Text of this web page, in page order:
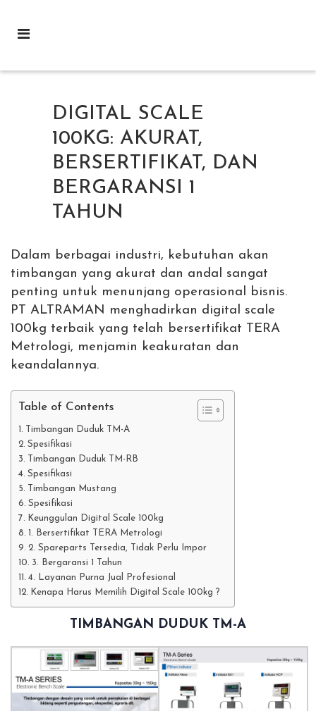
DIGITAL SCALE
100KG: AKURAT,
BERSERTIFIKAT, DAN
BERGARANSI 1
TAHUN
Dalam berbagai industri, kebutuhan akan
timbangan yang akurat dan andal sangat
penting untuk menunjang operasional bisnis.
PT ALTRAMAN menghadirkan digital scale
100kg terbaik yang telah bersertifikat TERA
Metrologi, menjamin keakuratan dan
keandalannya.
Table of Contents
Timbangan Duduk TM-A
Spesifikasi
Timbangan Duduk TM-RB
Spesifikasi
Timbangan Mustang
Spesifikasi
Keunggulan Digital Scale 100kg
1. Bersertifikat TERA Metrologi
2. Spareparts Tersedia, Tidak Perlu Impor
3. Bergaransi 1 Tahun
4. Layanan Purna Jual Profesional
Kenapa Harus Memilih Digital Scale 100kg ?
TIMBANGAN DUDUK TM-A